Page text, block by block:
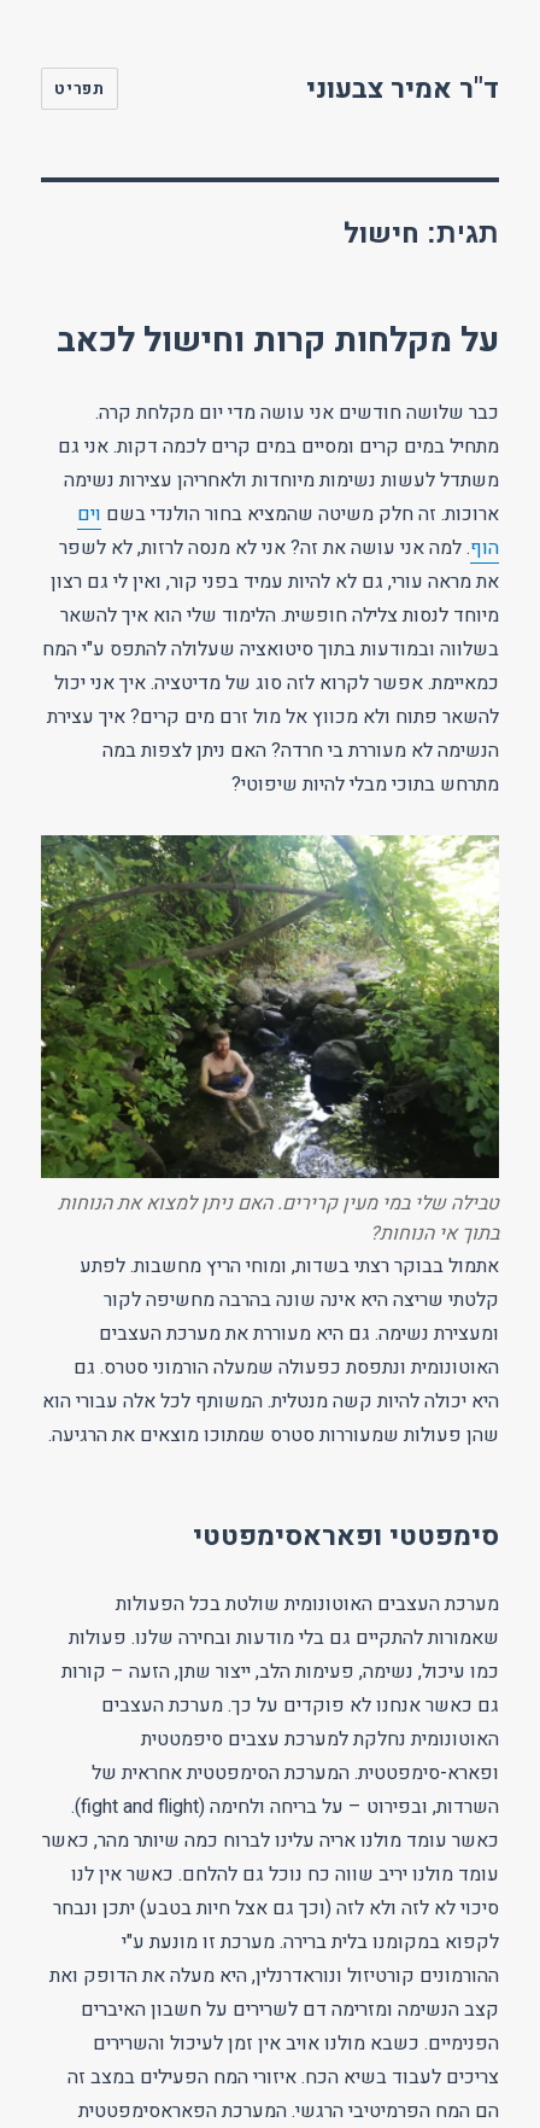
ד"ר אמיר צבעוני תפריט
תגית: חישול
על מקלחות קרות וחישול לכאב
כבר שלושה חודשים אני עושה מדי יום מקלחת קרה.
מתחיל במים קרים ומסיים במים קרים לכמה דקות. אני גם
משתדל לעשות נשימות מיוחדות ולאחריהן עצירות נשימה
ארוכות. זה חלק משיטה שהמציא בחור הולנדי בשם וים
הוף. למה אני עושה את זה? אני לא מנסה לרזות, לא לשפר
את מראה עורי, גם לא להיות עמיד בפני קור, ואין לי גם רצון
מיוחד לנסות צלילה חופשית. הלימוד שלי הוא איך להשאר
בשלווה ובמודעות בתוך סיטואציה שעלולה להתפס ע"י המח
כמאיימת. אפשר לקרוא לזה סוג של מדיטציה. איך אני יכול
להשאר פתוח ולא מכווץ אל מול זרם מים קרים? איך עצירת
הנשימה לא מעוררת בי חרדה? האם ניתן לצפות במה
מתרחש בתוכי מבלי להיות שיפוטי?
טבילה שלי במי מעין קרירים. האם ניתן למצוא את הנוחות
בתוך אי הנוחות?
אתמול בבוקר רצתי בשדות, ומוחי הריץ מחשבות. לפתע
קלטתי שריצה היא אינה שונה בהרבה מחשיפה לקור
ומעצירת נשימה. גם היא מעוררת את מערכת העצבים
האוטונומית ונתפסת כפעולה שמעלה הורמוני סטרס. גם
היא יכולה להיות קשה מנטלית. המשותף לכל אלה עבורי הוא
שהן פעולות שמעוררות סטרס שמתוכו מוצאים את הרגיעה.
סימפטטי ופאראסימפטטי
מערכת העצבים האוטונומית שולטת בכל הפעולות
שאמורות להתקיים גם בלי מודעות ובחירה שלנו. פעולות
כמו עיכול, נשימה, פעימות הלב, ייצור שתן, הזעה – קורות
גם כאשר אנחנו לא פוקדים על כך. מערכת העצבים
האוטונומית נחלקת למערכת עצבים סיפמטטית
ופארא-סימפטטית. המערכת הסימפטטית אחראית של
השרדות, ובפירוט – על בריחה ולחימה (fight and flight).
כאשר עומד מולנו אריה עלינו לברוח כמה שיותר מהר, כאשר
עומד מולנו יריב שווה כח נוכל גם להלחם. כאשר אין לנו
סיכוי לא לזה ולא לזה (וכך גם אצל חיות בטבע) יתכן ונבחר
לקפוא במקומנו בלית ברירה. מערכת זו מונעת ע"י
ההורמונים קורטיזול ונוראדרנלין, היא מעלה את הדופק ואת
קצב הנשימה ומזרימה דם לשרירים על חשבון האיברים
הפנימיים. כשבא מולנו אויב אין זמן לעיכול והשרירים
צריכים לעבוד בשיא הכח. איזורי המח הפעילים במצב זה
הם המח הפרמיטיבי הרגשי. המערכת הפאראסימפטטית